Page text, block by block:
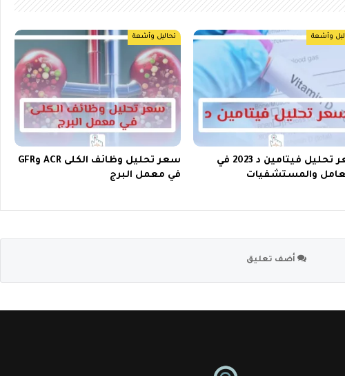
وأشعة
سعر تحليل فيتامين د 2023 في
والمستشفيات
تحاليل وأشعة
سعر تحليل وظائف الكلى ACR وGFR
في معمل البرج
أضف تعليق